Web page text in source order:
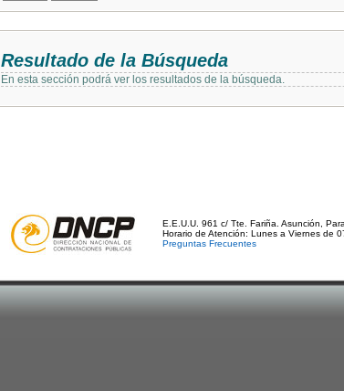
Resultado de la Búsqueda
En esta sección podrá ver los resultados de la búsqueda.
E.E.U.U. 961 c/ Tte. Fariña. Asunción,
Horario de Atención: Lunes a Viernes de
Preguntas Frecuentes